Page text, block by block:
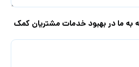
به ما در بهبود خدمات مشتریان کمک